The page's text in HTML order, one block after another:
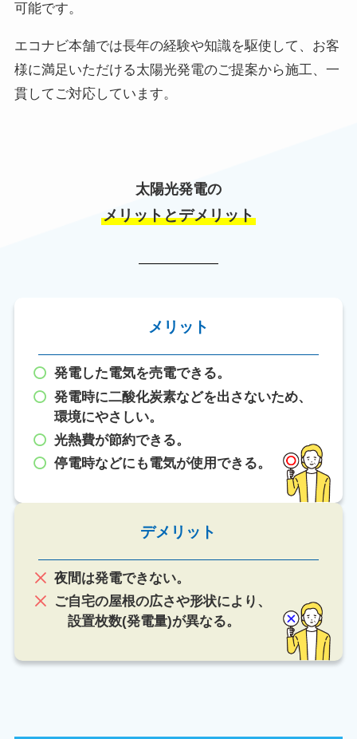
可能です。
エコナビ本舗では長年の経験や知識を駆使して、お客
様に満足いただける太陽光発電のご提案から施工、一
貫してご対応しています。
太陽光発電の
メリットとデメリット
メリット
発電した電気を売電できる。
発電時に二酸化炭素などを出さないため、
環境にやさしい。
光熱費が節約できる。
停電時などにも電気が使用できる。
デメリット
夜間は発電できない。
ご自宅の屋根の広さや形状により、
設置枚数(発電量)が異なる。